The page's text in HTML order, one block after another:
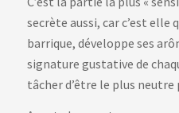
secrète aussi, car c’est elle
barrique, développe ses
signature gustative de
tâcher d’être le plus neutre